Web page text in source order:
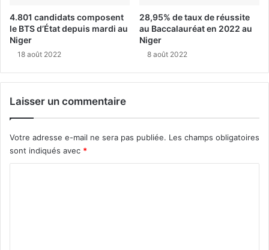
4.801 candidats composent
le BTS d’État depuis mardi au
Niger
18 août 2022
28,95% de taux de réussite
au Baccalauréat en 2022 au
Niger
8 août 2022
Laisser un commentaire
Votre adresse e-mail ne sera pas publiée. Les champs obligatoires
sont indiqués avec *